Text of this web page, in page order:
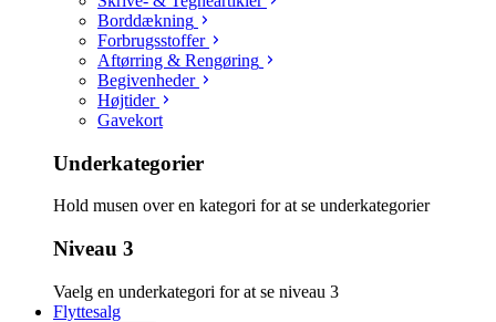
Borddækning
Forbrugsstoffer
Aftørring & Rengøring
Begivenheder
Højtider
Gavekort
Underkategorier
Hold musen over en kategori for at se underkategorier
Niveau 3
Vaelg en underkategori for at se niveau 3
Flyttesalg